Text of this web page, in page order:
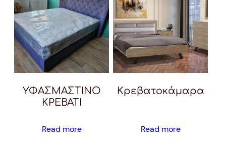
ΥΦΑΣΜΑΣΤΙΝΟ
ΚΡΕΒΑΤΙ
Read more
Κρεβατοκάμαρα
Read more